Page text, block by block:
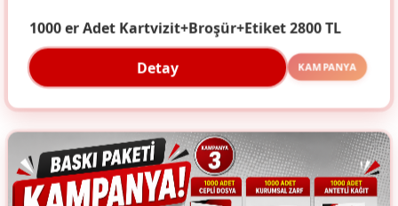
1000 er Adet Kartvizit+Broşür+Etiket 2800 TL
Detay KAMPANYA